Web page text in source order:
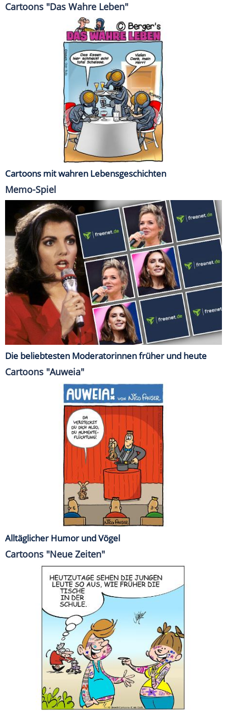
Cartoons "Das Wahre Leben"
Cartoons mit wahren Lebensgeschichten
Memo-Spiel
Die beliebtesten Moderatorinnen früher und heute
Cartoons "Auweia"
Alltäglicher Humor und Vögel
Cartoons "Neue Zeiten"